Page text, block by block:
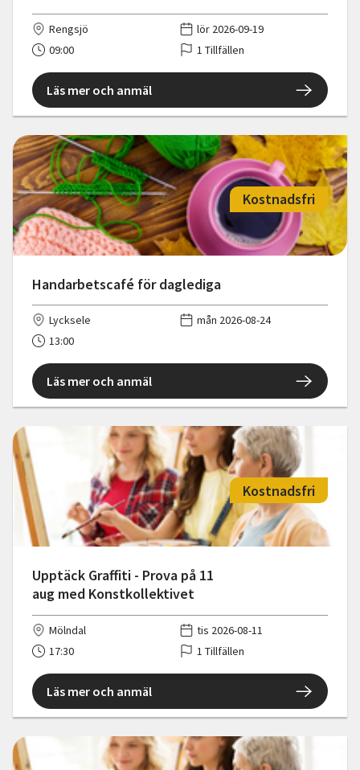
Rengsjö
lör 2026-09-19
09:00
1 Tillfällen
Läs mer och anmäl
Handarbetscafé för daglediga
Kostnadsfri
Lycksele
mån 2026-08-24
13:00
Läs mer och anmäl
Upptäck Graffiti - Prova på 11
aug med Konstkollektivet
Kostnadsfri
Mölndal
tis 2026-08-11
17:30
1 Tillfällen
Läs mer och anmäl